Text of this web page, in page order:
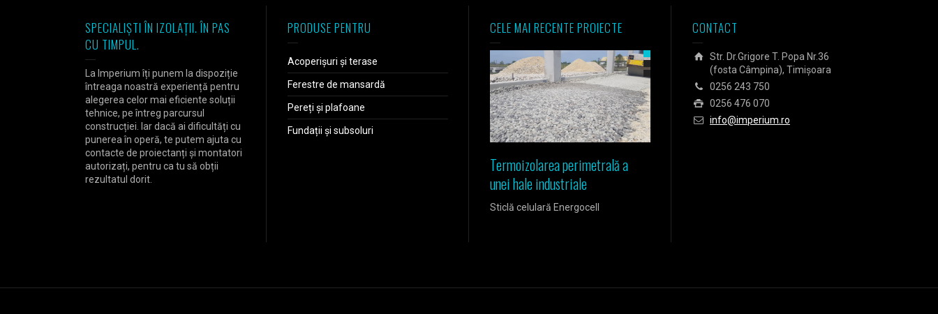
SPECIALIȘTI ÎN IZOLAȚII. ÎN PAS
CU TIMPUL.
La Imperium îți punem la dispoziție
întreaga noastră experiență pentru
alegerea celor mai eficiente soluții
tehnice, pe întreg parcursul
construcției. Iar dacă ai dificultăți cu
punerea în operă, te putem ajuta cu
contacte de proiectanți și montatori
autorizați, pentru ca tu să obții
rezultatul dorit.
PRODUSE PENTRU
Acoperișuri și terase
Ferestre de mansardă
Pereți și plafoane
Fundații și subsoluri
CELE MAI RECENTE PROIECTE
Termoizolarea perimetrală a
unei hale industriale
Sticlă celulară Energocell
CONTACT
Str. Dr.Grigore T. Popa Nr.36
(fosta Câmpina), Timișoara
0256 243 750
0256 476 070
info@imperium.ro